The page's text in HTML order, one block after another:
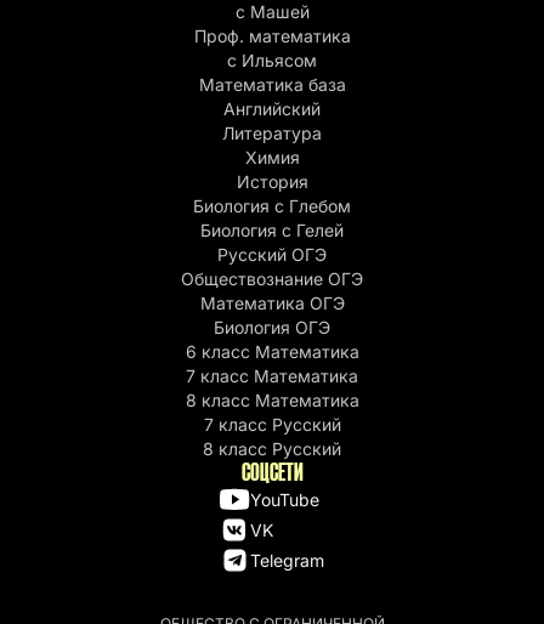
с Машей
Проф. математика
c Ильясом
Математика база
Английский
Литература
Химия
История
Биология с Глебом
Биология с Гелей
Русский ОГЭ
Обществознание ОГЭ
Математика ОГЭ
Биология ОГЭ
6 класс Математика
7 класс Математика
8 класс Математика
7 класс Русский
8 класс Русский
СОЦСЕТИ
YouTube
VK
Telegram